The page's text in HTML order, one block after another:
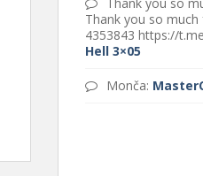
Thank you so
4353843 https://
Hell 3×05
Monča: